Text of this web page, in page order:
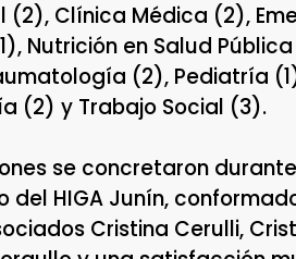
(2), Clínica Médica (2),
Nutrición en Salud
(2), Pediatría
(2) y Trabajo Social (3).
se concretaron
del HIGA Junín,
Cristina Cerulli,